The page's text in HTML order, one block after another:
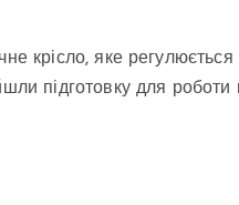
крісло, яке регулюється
підготовку для